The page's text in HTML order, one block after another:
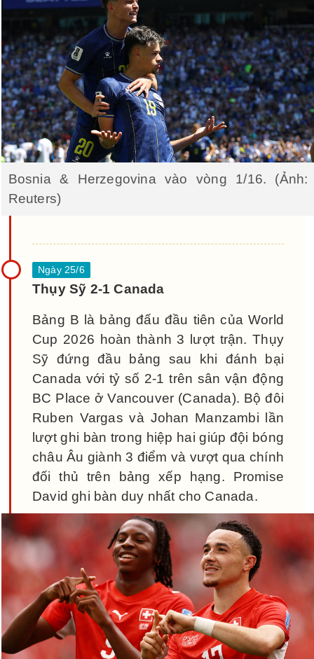
Bosnia & Herzegovina vào vòng 1/16. (Ảnh:
Reuters)
Thụy Sỹ 2-1 Canada
Bảng B là bảng đấu đầu tiên của World
Cup 2026 hoàn thành 3 lượt trận. Thụy
Sỹ đứng đầu bảng sau khi đánh bại
Canada với tỷ số 2-1 trên sân vận động
BC Place ở Vancouver (Canada). Bộ đôi
Ruben Vargas và Johan Manzambi lần
lượt ghi bàn trong hiệp hai giúp đội bóng
châu Âu giành 3 điểm và vượt qua chính
đối thủ trên bảng xếp hạng. Promise
David ghi bàn duy nhất cho Canada.